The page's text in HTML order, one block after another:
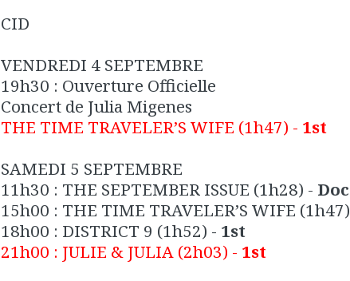
CID
VENDREDI 4 SEPTEMBRE
19h30 : Ouverture Officielle
Concert de Julia Migenes
THE TIME TRAVELER’S WIFE (1h47) - 1st
SAMEDI 5 SEPTEMBRE
11h30 : THE SEPTEMBER ISSUE (1h28) - Doc
15h00 : THE TIME TRAVELER’S WIFE (1h47)
18h00 : DISTRICT 9 (1h52) - 1st
21h00 : JULIE & JULIA (2h03) - 1st